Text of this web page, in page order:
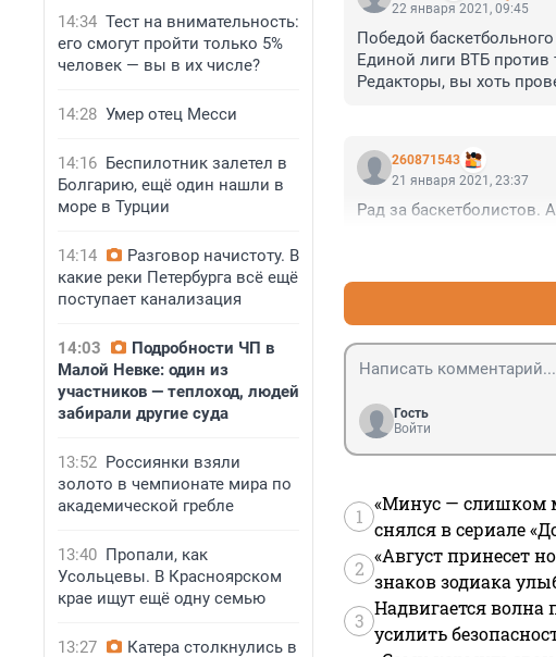
14:34 Тест на внимательность:
его смогут пройти только 5%
человек — вы в их числе?
14:28 Умер отец Месси
14:16 Беспилотник залетел в
Болгарию, ещё один нашли в
море в Турции
14:14
Разговор начистоту. В
какие реки Петербурга всё ещё
поступает канализация
14:03
Подробности ЧП в
Малой Невке: один из
участников — теплоход, людей
забирали другие суда
13:52 Россиянки взяли
золото в чемпионате мира по
академической гребле
13:40 Пропали, как
Усольцевы. В Красноярском
крае ищут ещё одну семью
13:27
Катера столкнулись в
22 января 2021, 09:45
Победой
Единой лиги ВТБ против
Редакторы, вы хоть
260871543
21 января 2021, 23:37
Рад за баскетболистов.
Гость
Войти
1
«Минус — слишком
снялся в сериале
2
«Август принесет
знаков зодиака
3
Надвигается
усилить